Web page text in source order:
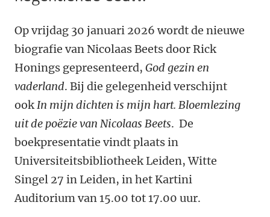
Op vrijdag 30 januari 2026 wordt de nieuwe
biografie van Nicolaas Beets door Rick
Honings gepresenteerd, God gezin en
vaderland. Bij die gelegenheid verschijnt
ookIn mijn dichten is mijn hart. Bloemlezing
uit de poëzie van Nicolaas Beets. De
boekpresentatie vindt plaats in
Universiteitsbibliotheek Leiden, Witte
Singel 27 in Leiden, in het Kartini
Auditorium van 15.00 tot 17.00 uur.